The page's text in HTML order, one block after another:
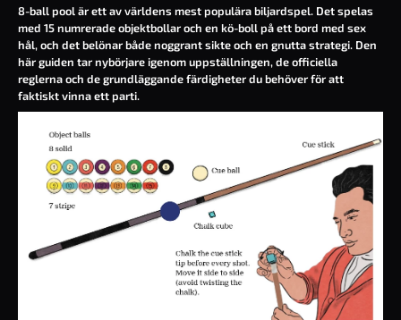
8-ball poolär ett av världens mest populära biljardspel. Det spelas
med 15 numrerade objektbollar och en kö-boll på ett bord med sex
hål, och det belönar både noggrant sikte och en gnutta strategi. Den
här guiden tar nybörjare igenom uppställningen, de officiella
reglerna och de grundläggande färdigheter du behöver för att
faktiskt vinna ett parti.